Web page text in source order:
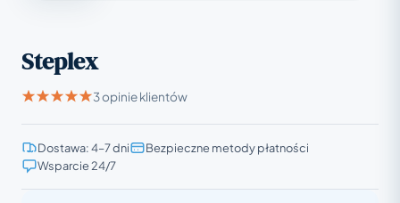
Steplex
3 opinie klientów
Dostawa: 4–7 dni
Bezpieczne metody płatności
Wsparcie 24/7